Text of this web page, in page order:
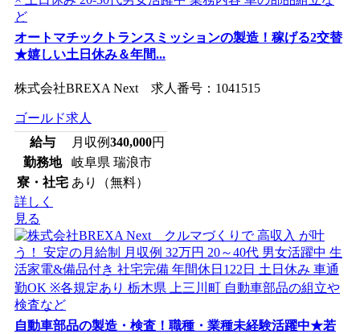
オートマチックトランスミッションの製造！稼げる2交替
★嬉しい土日休み＆年間...
株式会社BREXA Next 求人番号：1041515
ゴールド求人
給与
月収例340,000円
勤務地
岐阜県 瑞浪市
寮・社宅 あり（無料）
詳しく
見る
自動車部品の製造・検査！職種・業種未経験活躍中★若